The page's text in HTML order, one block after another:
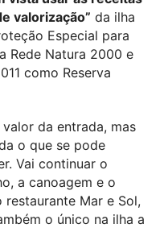
valorização” da ilha
Especial para
Rede Natura 2000 e
como Reserva
da entrada, mas
o que se pode
Vai continuar o
a canoagem e o
restaurante Mar e Sol,
o único na ilha a